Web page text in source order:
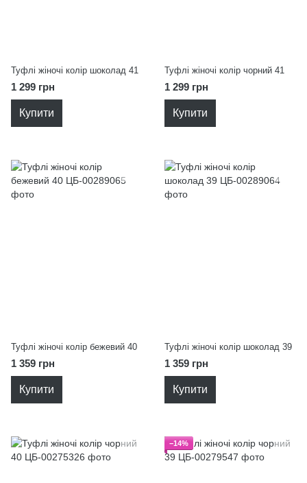
Туфлі жіночі колір шоколад 41
1 299 грн
Купити
Туфлі жіночі колір чорний 41
1 299 грн
Купити
Туфлі жіночі колір бежевий 40
1 359 грн
Купити
Туфлі жіночі колір шоколад 39
1 359 грн
Купити
−14%